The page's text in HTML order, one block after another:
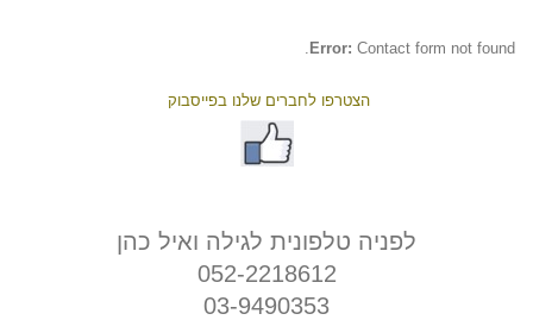
Error: Contact form not found.
הצטרפו לחברים שלנו בפייסבוק
לפניה טלפונית לגילה ואיל כהן
052-2218612
03-9490353